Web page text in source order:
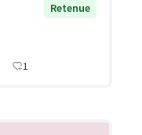
Retenue
1